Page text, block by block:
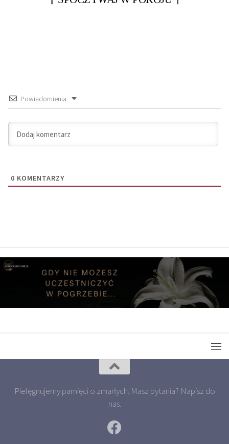
Powiadomienia
0 KOMENTARZY
Pielęgnujemy pamięci o zmarłych. Masz pytania? Napisz do
nas.